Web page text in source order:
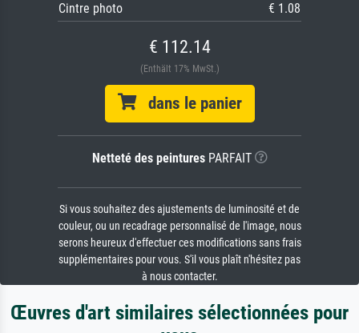
Cintre photo
€ 1.08
€ 112.14
(Enthält 17% MwSt.)
dans le panier
Netteté des peinturesPARFAIT
Si vous souhaitez des ajustements de luminosité et de
couleur, ou un recadrage personnalisé de l'image, nous
serons heureux d'effectuer ces modifications sans frais
supplémentaires pour vous. S'il vous plaît n'hésitez pas
à nous contacter.
Œuvres d'art similaires sélectionnées pour